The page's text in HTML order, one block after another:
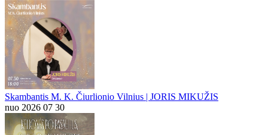
Skambantis M. K. Čiurlionio Vilnius | JORIS MIKUŽIS
nuo 2026 07 30